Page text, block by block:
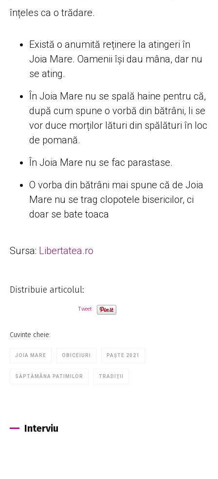
înțeles ca o trădare.
Există o anumită reținere la atingeri în
Joia Mare. Oamenii își dau mâna, dar nu
se ating.
În Joia Mare nu se spală haine pentru că,
după cum spune o vorbă din bătrâni, li se
vor duce morților lături din spălături în loc
de pomană.
În Joia Mare nu se fac parastase.
O vorba din bătrâni mai spune că de Joia
Mare nu se trag clopotele bisericilor, ci
doar se bate toaca
Sursa: Libertatea.ro
Distribuie articolul:
Tweet
Cuvinte cheie:
JOIA MARE OBICEIURI PAȘTE 2021
SĂPTĂMÂNA PATIMILOR TRADIŢII
Interviu